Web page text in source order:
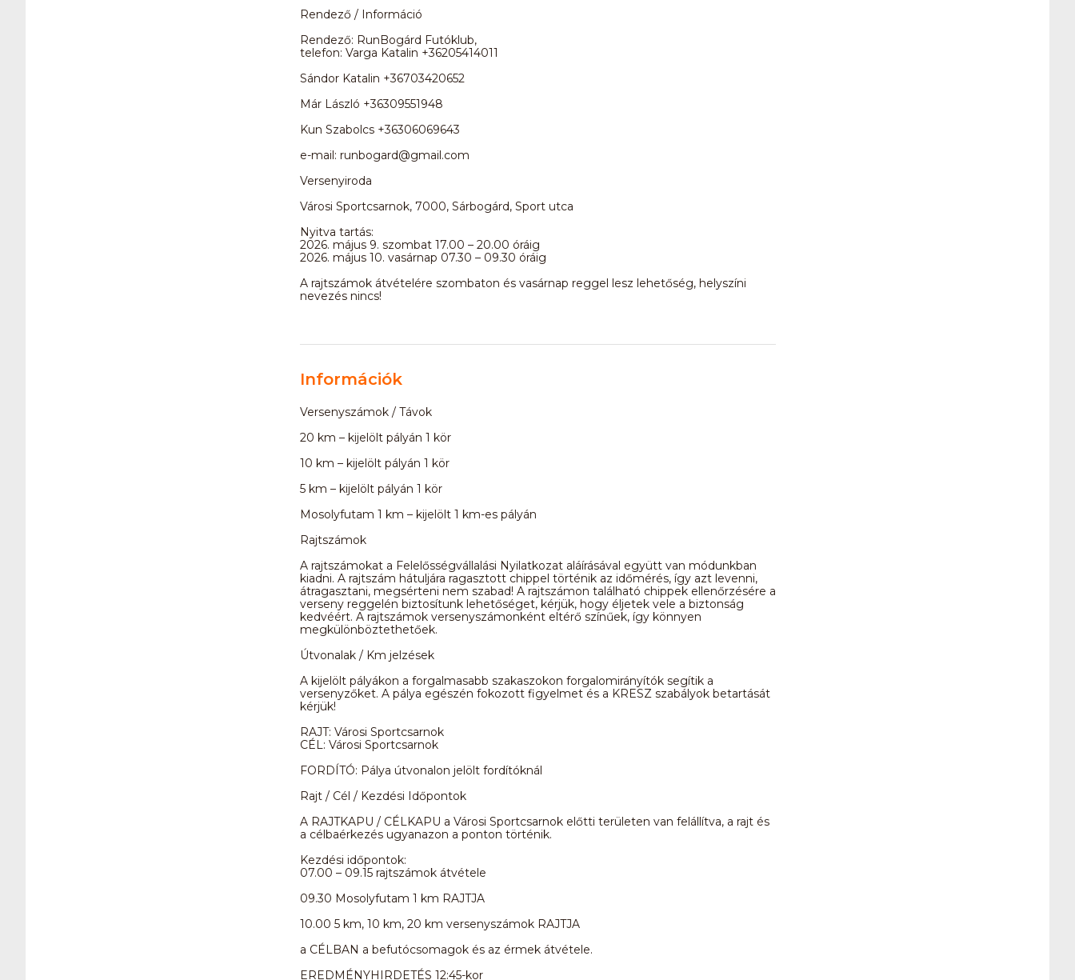
Rendező / Információ
Rendező: RunBogárd Futóklub,
telefon: Varga Katalin +36205414011
Sándor Katalin +36703420652
Már László +36309551948
Kun Szabolcs +36306069643
e-mail: runbogard@gmail.com
Versenyiroda
Városi Sportcsarnok, 7000, Sárbogárd, Sport utca
Nyitva tartás:
2026. május 9. szombat 17.00 – 20.00 óráig
2026. május 10. vasárnap 07.30 – 09.30 óráig
A rajtszámok átvételére szombaton és vasárnap reggel lesz lehetőség, helyszíni
nevezés nincs!
Információk
Versenyszámok / Távok
20 km – kijelölt pályán 1 kör
10 km – kijelölt pályán 1 kör
5 km – kijelölt pályán 1 kör
Mosolyfutam 1 km – kijelölt 1 km-es pályán
Rajtszámok
A rajtszámokat a Felelősségvállalási Nyilatkozat aláírásával együtt van módunkban
kiadni. A rajtszám hátuljára ragasztott chippel történik az időmérés, így azt levenni,
átragasztani, megsérteni nem szabad! A rajtszámon található chippek ellenőrzésére a
verseny reggelén biztosítunk lehetőséget, kérjük, hogy éljetek vele a biztonság
kedvéért. A rajtszámok versenyszámonként eltérő színűek, így könnyen
megkülönböztethetőek.
Útvonalak / Km jelzések
A kijelölt pályákon a forgalmasabb szakaszokon forgalomirányítók segítik a
versenyzőket. A pálya egészén fokozott figyelmet és a KRESZ szabályok betartását
kérjük!
RAJT: Városi Sportcsarnok
CÉL: Városi Sportcsarnok
FORDÍTÓ: Pálya útvonalon jelölt fordítóknál
Rajt / Cél / Kezdési Időpontok
A RAJTKAPU / CÉLKAPU a Városi Sportcsarnok előtti területen van felállítva, a rajt és
a célbaérkezés ugyanazon a ponton történik.
Kezdési időpontok:
07.00 – 09.15 rajtszámok átvétele
09.30 Mosolyfutam 1 km RAJTJA
10.00 5 km, 10 km, 20 km versenyszámok RAJTJA
a CÉLBAN a befutócsomagok és az érmek átvétele.
EREDMÉNYHIRDETÉS 12:45-kor